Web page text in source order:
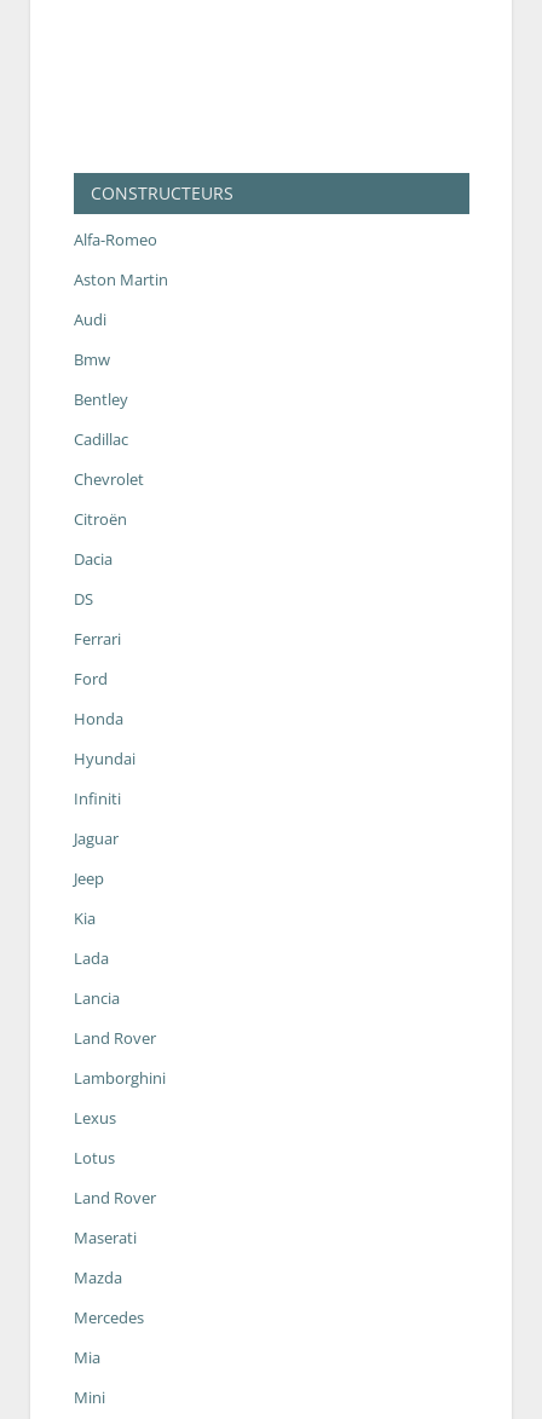
CONSTRUCTEURS
Alfa-Romeo
Aston Martin
Audi
Bmw
Bentley
Cadillac
Chevrolet
Citroën
Dacia
DS
Ferrari
Ford
Honda
Hyundai
Infiniti
Jaguar
Jeep
Kia
Lada
Lancia
Land Rover
Lamborghini
Lexus
Lotus
Land Rover
Maserati
Mazda
Mercedes
Mia
Mini